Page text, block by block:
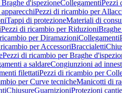
d'ispezioneCollegamentiPezzi
Pezzi di ricambio per
Tappi di protezioneMateriali di
Pezzi di ricambio per Riduzioni
per DiramazioniCollegamenti
per AccessoriBraccialetti
Pezzi di ricambio per Braghe
a saldareCongiunzioni ad
filettatiPezzi di ricambio per
per Curve tecnicheManicotti di
ChiusureGuarnizioniProtezioni